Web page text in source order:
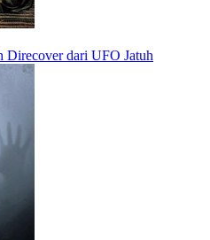
Direcover dari UFO Jatuh